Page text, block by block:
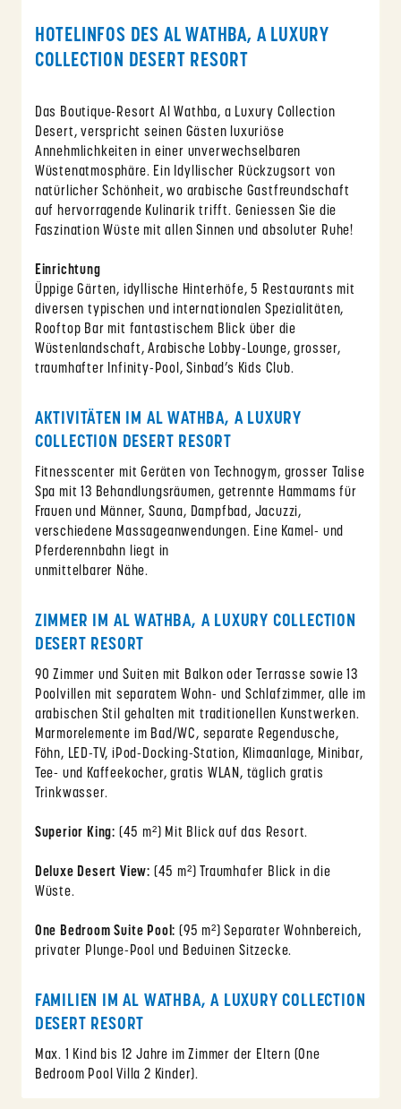
HOTELINFOS DES AL WATHBA, A LUXURY
COLLECTION DESERT RESORT
Das Boutique-Resort Al Wathba, a Luxury Collection
Desert, verspricht seinen Gästen luxuriöse
Annehmlichkeiten in einer unverwechselbaren
Wüstenatmosphäre. Ein Idyllischer Rückzugsort von
natürlicher Schönheit, wo arabische Gastfreundschaft
auf hervorragende Kulinarik trifft. Geniessen Sie die
Faszination Wüste mit allen Sinnen und absoluter Ruhe!
Einrichtung
Üppige Gärten, idyllische Hinterhöfe, 5 Restaurants mit
diversen typischen und internationalen Spezialitäten,
Rooftop Bar mit fantastischem Blick über die
Wüstenlandschaft, Arabische Lobby-Lounge, grosser,
traumhafter Infinity-Pool, Sinbad’s Kids Club.
AKTIVITÄTEN IM AL WATHBA, A LUXURY
COLLECTION DESERT RESORT
Fitnesscenter mit Geräten von Technogym, grosser Talise
Spa mit 13 Behandlungsräumen, getrennte Hammams für
Frauen und Männer, Sauna, Dampfbad, Jacuzzi,
verschiedene Massageanwendungen. Eine Kamel- und
Pferderennbahn liegt in
unmittelbarer Nähe.
ZIMMER IM AL WATHBA, A LUXURY COLLECTION
DESERT RESORT
90 Zimmer und Suiten mit Balkon oder Terrasse sowie 13
Poolvillen mit separatem Wohn- und Schlafzimmer, alle im
arabischen Stil gehalten mit traditionellen Kunstwerken.
Marmorelemente im Bad/WC, separate Regendusche,
Föhn, LED-TV, iPod-Docking-Station, Klimaanlage, Minibar,
Tee- und Kaffeekocher, gratis WLAN, täglich gratis
Trinkwasser.
Superior King: (45 m²) Mit Blick auf das Resort.
Deluxe Desert View: (45 m²) Traumhafer Blick in die
Wüste.
One Bedroom Suite Pool:(95 m²) Separater Wohnbereich,
privater Plunge-Pool und Beduinen Sitzecke.
FAMILIEN IM AL WATHBA, A LUXURY COLLECTION
DESERT RESORT
Max. 1 Kind bis 12 Jahre im Zimmer der Eltern (One
Bedroom Pool Villa 2 Kinder).